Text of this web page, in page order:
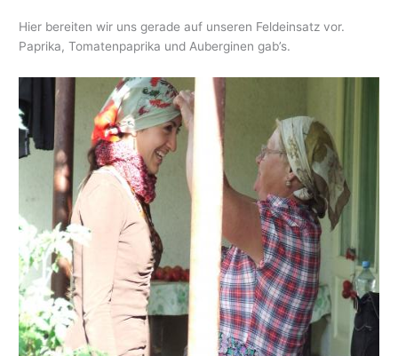
Hier bereiten wir uns gerade auf unseren Feldeinsatz vor.
Paprika, Tomatenpaprika und Auberginen gab’s.